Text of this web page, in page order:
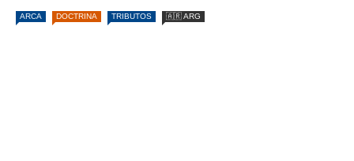
ARCA DOCTRINA TRIBUTOS 🇦🇷 ARG